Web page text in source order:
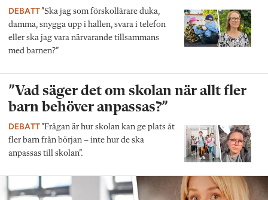
DEBATT”Ska jag som förskollärare duka,
damma, snygga upp i hallen, svara i telefon
eller ska jag vara närvarande tillsammans
med barnen?”
”Vad säger det om skolan när allt fler
barn behöver anpassas?”
DEBATT”Frågan är hur skolan kan ge plats åt
fler barn från början – inte hur de ska
anpassas till skolan”.